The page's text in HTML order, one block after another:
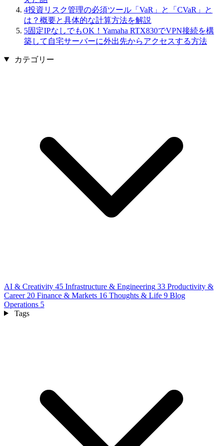
4投資リスク管理の必須ツール「VaR」と「CVaR」と
は？概要と具体的な計算方法を解説
5固定IPなしでもOK！Yamaha RTX830でVPN接続を構
築して自宅サーバーに外出先からアクセスする方法
カテゴリー
AI & Creativity 45 Infrastructure & Engineering 33 Productivity &
Career 20 Finance & Markets 16 Thoughts & Life 9 Blog
Operations 5
Tags